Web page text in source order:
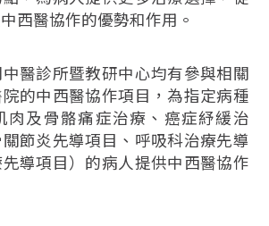
西醫協作的優勢和作用。
醫診所暨教研中心均有參與相關
的中西醫協作項目，為指定病種
肉及骨骼痛症治療、癌症紓緩治
節炎先導項目、呼吸科治療先導
導項目）的病人提供中西醫協作